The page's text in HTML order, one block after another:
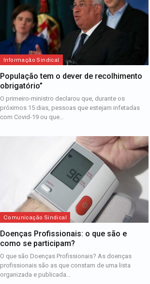
Informação Sindical
População tem o dever de recolhimento
obrigatório”
O primeiro-ministro declarou que, durante os
próximos 15 dias, pessoas que estejam infetadas
com Covid-19 ou que…
Comunicação Sindical
Doenças Profissionais: o que são e
como se participam?
O que são Doenças Profissionais? As doenças
profissionais são as que constam de uma lista
organizada e publicada…